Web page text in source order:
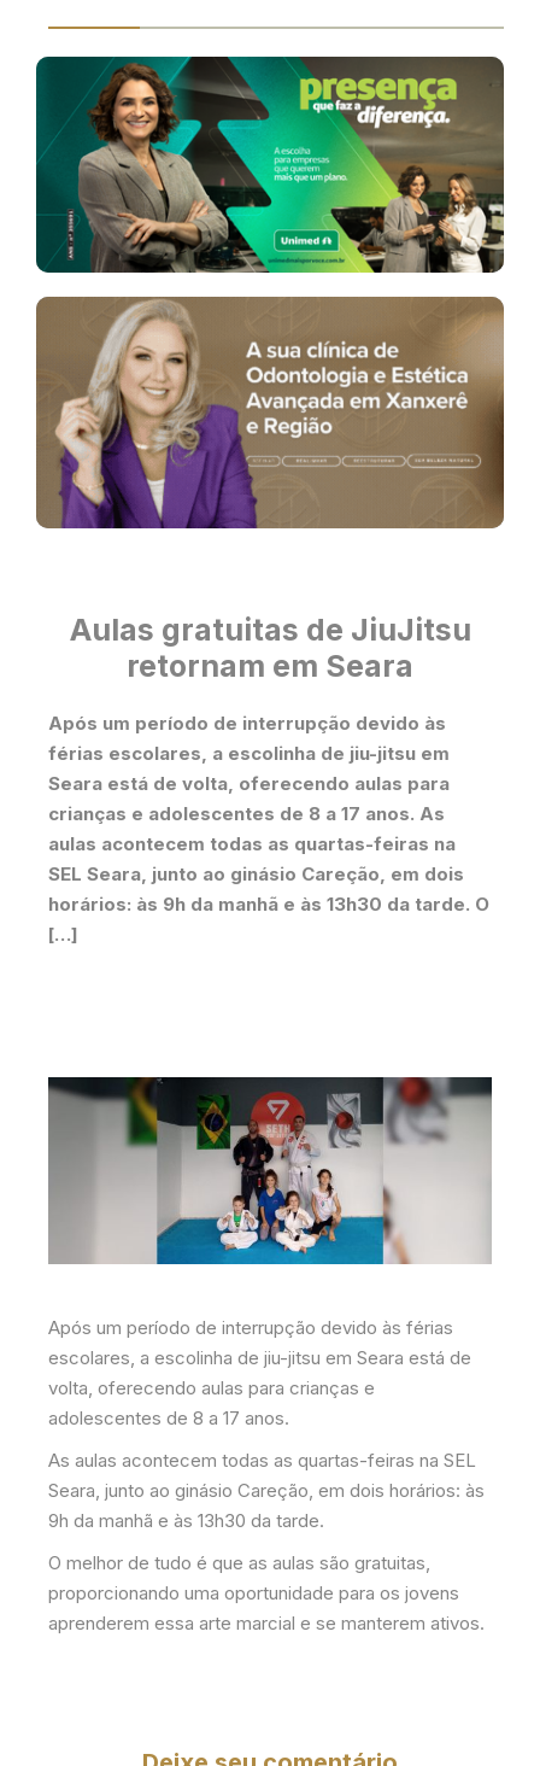
Aulas gratuitas de JiuJitsu
retornam em Seara
Após um período de interrupção devido às
férias escolares, a escolinha de jiu-jitsu em
Seara está de volta, oferecendo aulas para
crianças e adolescentes de 8 a 17 anos. As
aulas acontecem todas as quartas-feiras na
SEL Seara, junto ao ginásio Careção, em dois
horários: às 9h da manhã e às 13h30 da tarde. O
[…]
Após um período de interrupção devido às férias
escolares, a escolinha de jiu-jitsu em Seara está de
volta, oferecendo aulas para crianças e
adolescentes de 8 a 17 anos.
As aulas acontecem todas as quartas-feiras na SEL
Seara, junto ao ginásio Careção, em dois horários: às
9h da manhã e às 13h30 da tarde.
O melhor de tudo é que as aulas são gratuitas,
proporcionando uma oportunidade para os jovens
aprenderem essa arte marcial e se manterem ativos.